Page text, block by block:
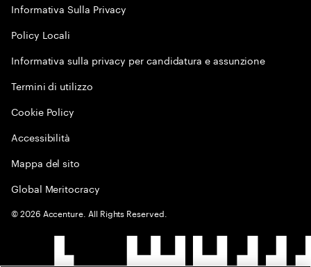
Informativa Sulla Privacy
Policy Locali
Informativa sulla privacy per candidatura e assunzione
Termini di utilizzo
Cookie Policy
Accessibilità
Mappa del sito
Global Meritocracy
©2026 Accenture. All Rights Reserved.